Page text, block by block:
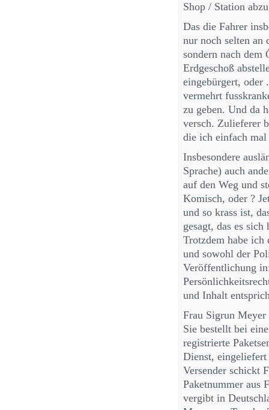
Shop / Station
Das die Fahrer
nur noch selten an
sondern nach dem
Erdgeschoß
eingebürgert, oder
vermehrt
zu geben. Und da
versch. Zulieferer
die ich einfach
Insbesondere
Sprache) auch
auf den Weg und
Komisch, oder ?
und so krass ist,
gesagt, das es
Trotzdem habe ich
und sowohl der
Veröffentlichung
und Inhalt
Frau Sigrun
Sie bestellt bei
registrierte
Dienst,
Versender schickt
Paketnummer aus
vergibt in